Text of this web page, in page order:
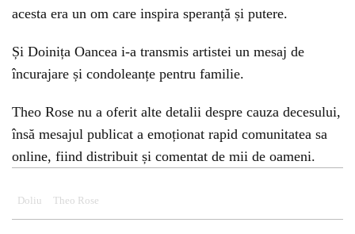
acesta era un om care inspira speranță și putere.
Și Doinița Oancea i-a transmis artistei un mesaj de
încurajare și condoleanțe pentru familie.
Theo Rose nu a oferit alte detalii despre cauza decesului,
însă mesajul publicat a emoționat rapid comunitatea sa
online, fiind distribuit și comentat de mii de oameni.
Doliu Theo Rose